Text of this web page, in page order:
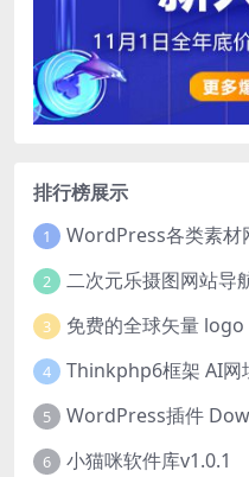
排行榜展示
1
2 二次元乐摄图网站导
3
4 Thinkphp6框架 AI网
5
6 小猫咪软件库v1.0.1